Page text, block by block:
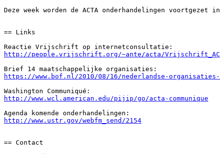
Deze week worden de ACTA onderhandelingen voortgezet
== Links
http://people.vrijschrift.org/~ante/acta/
https://www.bof.nl/2010/08/16/nederlandse-
http://www.wcl.american.edu/pijip/go/acta-communique
http://www.ustr.gov/webfm_send/2154
== Contact